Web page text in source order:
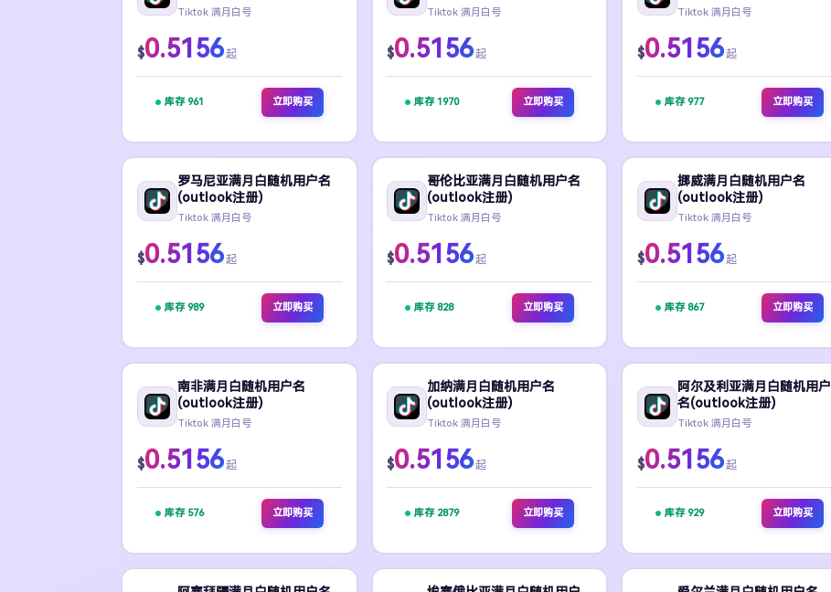
Tiktok 满月白号
$0.5156起
库存 961 立即购买
Tiktok 满月白号
$0.5156起
库存 1970 立即购买
Tiktok 满月白号
$0.5156起
库存 977 立即购买
罗马尼亚满月白随机用户名
(outlook注册)
Tiktok 满月白号
$0.5156起
库存 989 立即购买
哥伦比亚满月白随机用户名
(outlook注册)
Tiktok 满月白号
$0.5156起
库存 828 立即购买
挪威满月白随机用户名
(outlook注册)
Tiktok 满月白号
$0.5156起
库存 867 立即购买
南非满月白随机用户名
(outlook注册)
Tiktok 满月白号
$0.5156起
库存 576 立即购买
加纳满月白随机用户名
(outlook注册)
Tiktok 满月白号
$0.5156起
库存 2879 立即购买
阿尔及利亚满月白随机用户
名(outlook注册)
Tiktok 满月白号
$0.5156起
库存 929 立即购买